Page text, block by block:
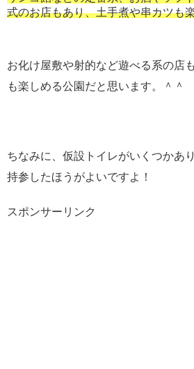
式のお店もあり、土手煮や串カツも
お化け屋敷や射的など遊べる系の店
も楽しめる公園だと思います。＾＾
ちなみに、仮設トイレがいくつかあ
持参したほうがよいですよ！
スポンサーリンク